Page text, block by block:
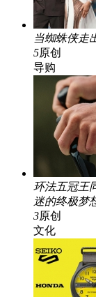
当蜘蛛侠走
5原创
导购
环法五冠王
迷的终极梦
3原创
文化